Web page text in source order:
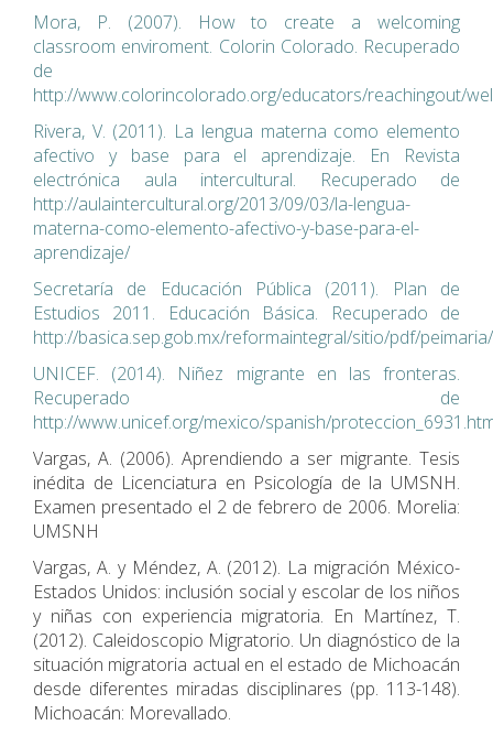
Mora, P. (2007). How to create a welcoming
classroom enviroment. Colorin Colorado. Recuperado
de
http://www.colorincolorado.org/educators/reachingout/
Rivera, V. (2011). La lengua materna como elemento
afectivo y base para el aprendizaje. En Revista
electrónica aula intercultural. Recuperado de
http://aulaintercultural.org/2013/09/03/la-lengua-
materna-como-elemento-afectivo-y-base-para-el-
aprendizaje/
Secretaría de Educación Pública (2011). Plan de
Estudios 2011. Educación Básica. Recuperado de
http://basica.sep.gob.mx/reformaintegral/sitio/pdf/
UNICEF. (2014). Niñez migrante en las fronteras.
Recuperado de
http://www.unicef.org/mexico/spanish/
Vargas, A. (2006). Aprendiendo a ser migrante. Tesis
inédita de Licenciatura en Psicología de la UMSNH.
Examen presentado el 2 de febrero de 2006. Morelia:
UMSNH
Vargas, A. y Méndez, A. (2012). La migración México-
Estados Unidos: inclusión social y escolar de los niños
y niñas con experiencia migratoria. En Martínez, T.
(2012). Caleidoscopio Migratorio. Un diagnóstico de la
situación migratoria actual en el estado de Michoacán
desde diferentes miradas disciplinares (pp. 113-148).
Michoacán: Morevallado.